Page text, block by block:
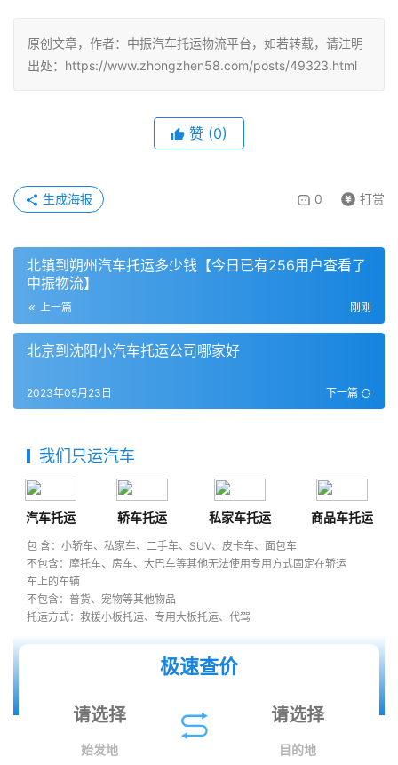
原创文章，作者：中振汽车托运物流平台，如若转载，请注明
出处：https://www.zhongzhen58.com/posts/49323.html
赞 (0)
0 打赏
生成海报
北镇到朔州汽车托运多少钱【今日已有256用户查看了
中振物流】
上一篇 刚刚
北京到沈阳小汽车托运公司哪家好
下一篇
2023年05月23日
我们只运汽车
汽车托运 轿车托运 私家车托运 商品车托运
包 含：小轿车、私家车、二手车、SUV、皮卡车、面包车
不包含：摩托车、房车、大巴车等其他无法使用专用方式固定在轿运
车上的车辆
不包含：普货、宠物等其他物品
托运方式：救援小板托运、专用大板托运、代驾
极速查价
始发地 目的地